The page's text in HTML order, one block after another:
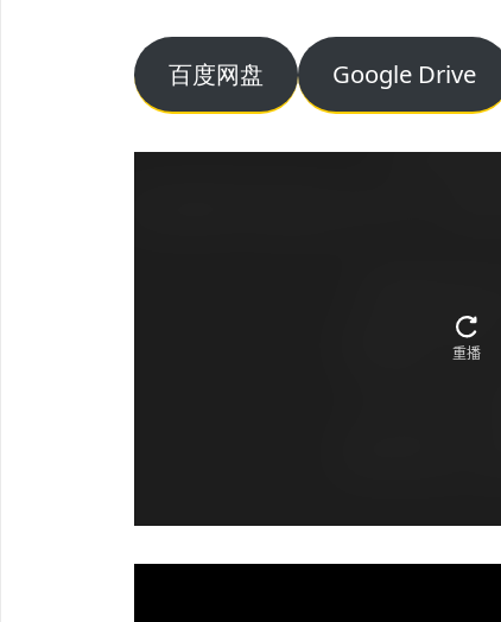
百度网盘 Google Drive